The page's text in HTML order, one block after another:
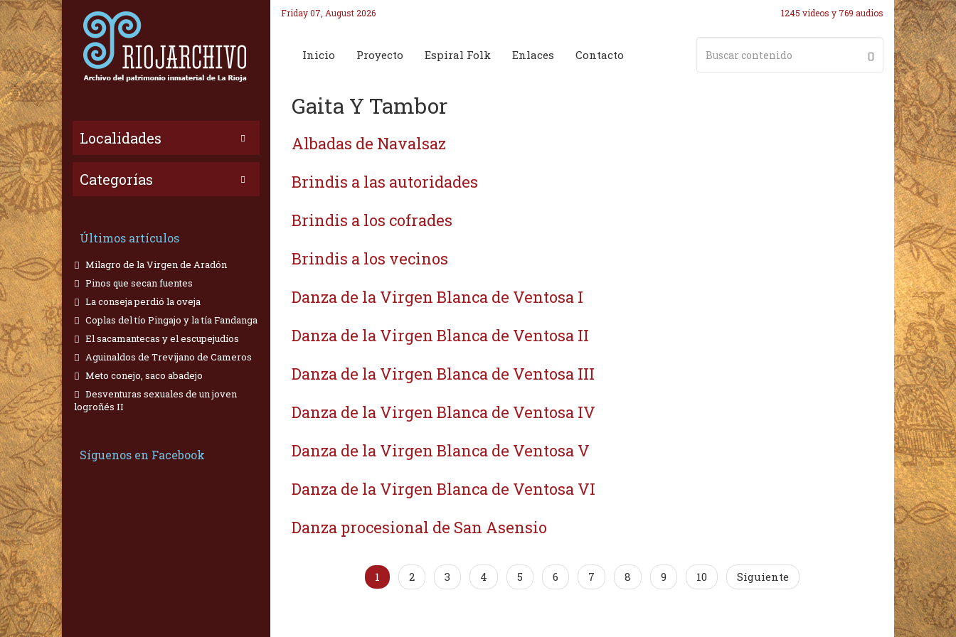
Localidades
Categorías
Últimos artículos
Milagro de la Virgen de Aradón
Pinos que secan fuentes
La conseja perdió la oveja
Coplas del tío Pingajo y la tía Fandanga
El sacamantecas y el escupejudíos
Aguinaldos de Trevijano de Cameros
Meto conejo, saco abadejo
Desventuras sexuales de un joven
logroñés II
Síguenos en Facebook
Friday 07, August 2026 1245 videos y 769 audios
Inicio Proyecto Espiral Folk Enlaces Contacto
Gaita Y Tambor
Albadas de Navalsaz
Brindis a las autoridades
Brindis a los cofrades
Brindis a los vecinos
Danza de la Virgen Blanca de Ventosa I
Danza de la Virgen Blanca de Ventosa II
Danza de la Virgen Blanca de Ventosa III
Danza de la Virgen Blanca de Ventosa IV
Danza de la Virgen Blanca de Ventosa V
Danza de la Virgen Blanca de Ventosa VI
Danza procesional de San Asensio
1 2 3 4 5 6 7 8 9 10 Siguiente